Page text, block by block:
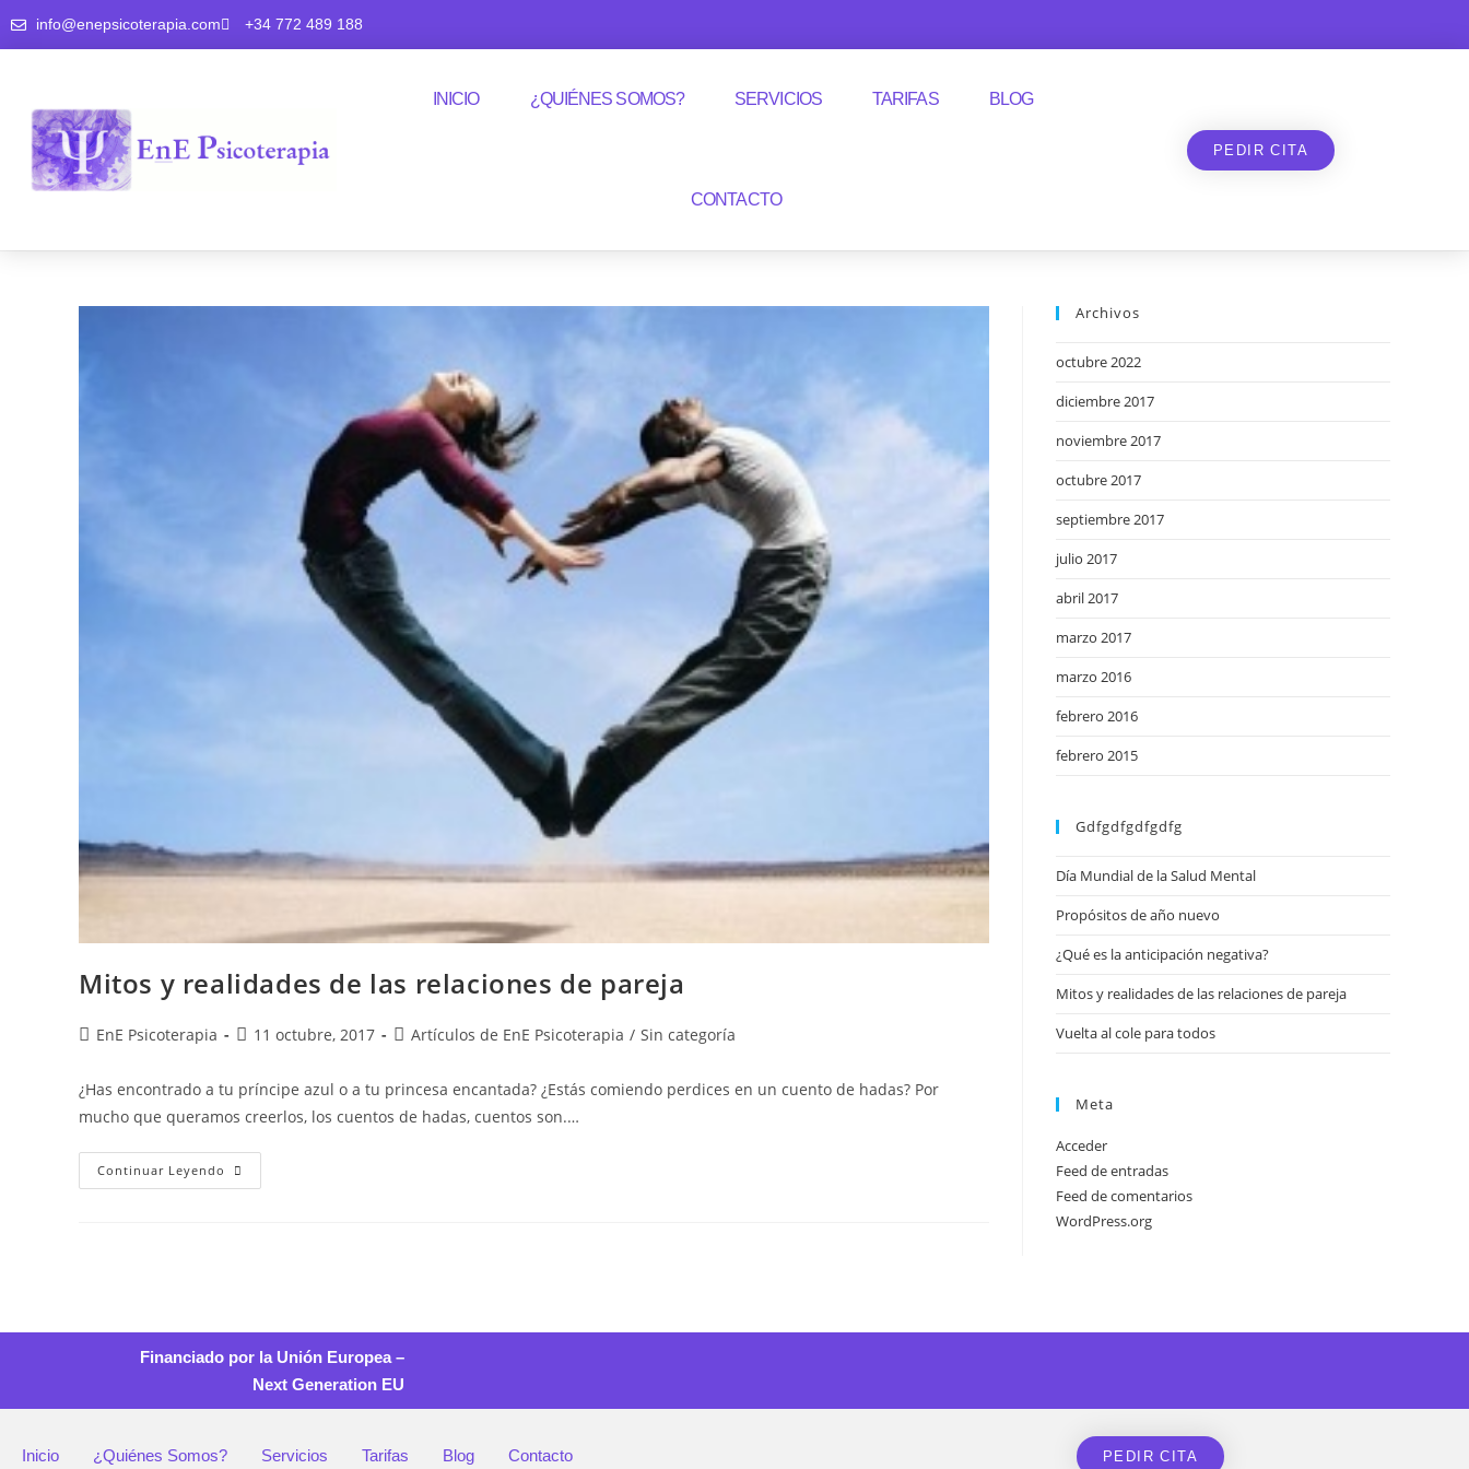
info@enepsicoterapia.com +34 772 489 188
INICIO ¿QUIÉNES SOMOS? SERVICIOS TARIFAS BLOG
CONTACTO
PEDIR CITA
Mitos y realidades de las relaciones de pareja
EnE Psicoterapia 11 octubre, 2017 Artículos de EnE Psicoterapia / Sin categoría
¿Has encontrado a tu príncipe azul o a tu princesa encantada? ¿Estás comiendo perdices en un cuento de hadas? Por
mucho que queramos creerlos, los cuentos de hadas, cuentos son.…
Continuar Leyendo
Archivos
octubre 2022
diciembre 2017
noviembre 2017
octubre 2017
septiembre 2017
julio 2017
abril 2017
marzo 2017
marzo 2016
febrero 2016
febrero 2015
Gdfgdfgdfgdfg
Día Mundial de la Salud Mental
Propósitos de año nuevo
¿Qué es la anticipación negativa?
Mitos y realidades de las relaciones de pareja
Vuelta al cole para todos
Meta
Acceder
Feed de entradas
Feed de comentarios
WordPress.org
Financiado por la Unión Europea –
Next Generation EU
Inicio ¿Quiénes Somos? Servicios Tarifas Blog Contacto PEDIR CITA